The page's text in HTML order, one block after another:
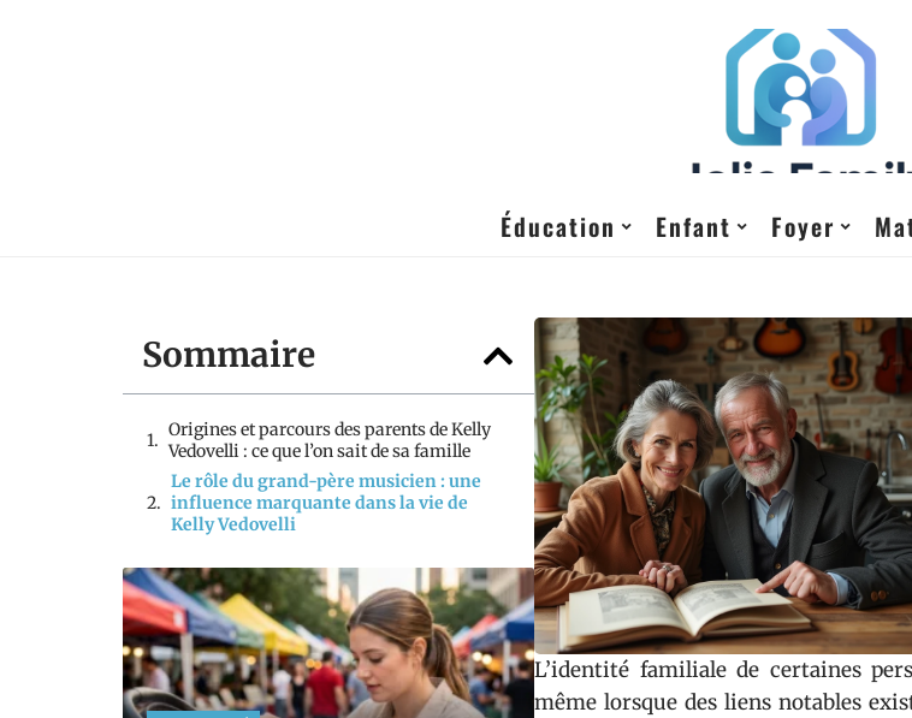
Éducation Enfant Foyer
Sommaire
Origines et parcours des parents de Kelly
Vedovelli : ce que l’on sait de sa famille
Le rôle du grand-père musicien : une
influence marquante dans la vie de
Kelly Vedovelli
L’identité familiale de certaines
même lorsque des liens notables